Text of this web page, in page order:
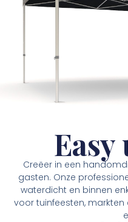
Creëer in een
gasten. Onze
waterdicht en binnen
voor tuinfeesten,